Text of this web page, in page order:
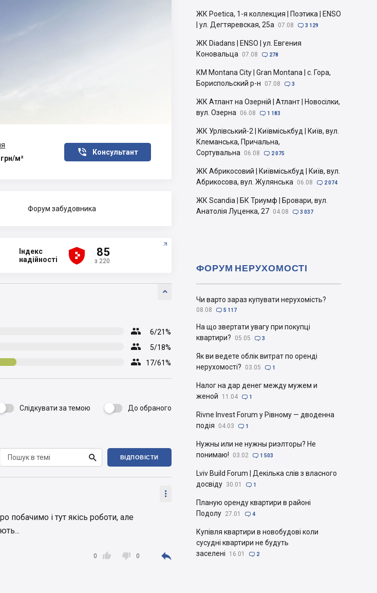
грн/м²
Консультант

Форум забудовника
Індекс
надійності




 85
з 220

 6/21%
 5/18%
 17/61%
Слідкувати за темою  До обраного
 ВІДПОВІСТИ

побачимо і тут якісь роботи, але

0  0 
ЖК Poetica, 1-я коллекция | Поэтика | ENSO
| ул. Дегтяревская, 25а
07.08  3 129
ЖК Diadans | ENSO | ул. Евгения
Коновальца
07.08  278
КМ Montana City | Gran Montana | с. Гора,
Бориспольский р-н
07.08  3
ЖК Атлант на Озерній | Атлант | Новосілки,
вул. Озерна
06.08  1 183
ЖК Урлівський-2 | Київміськбуд | Київ, вул.
Клеманська, Причальна,
Сортувальна
06.08  2 075
ЖК Абрикосовий | Київміськбуд | Київ, вул.
Абрикосова, вул. Жулянська
06.08  2 074
ЖК Scandia | БК Триумф | Бровари, вул.
Анатолія Луценка, 27 04.08  3 037
Чи варто зараз купувати нерухомість?
08.08  5 117
На що звертати увагу при покупці
квартири?
05.05  3
Як ви ведете облік витрат по оренді
нерухомості?
03.05  1
Налог на дар денег между мужем и
женой
11.04  1
Rivne Invest Forum у Рівному — дводенна
подія
04.03  1
Нужны или не нужны риэлторы? Не
понимаю!
03.02  1 503
Lviv Build Forum | Декілька слів з власного
досвіду 30.01  1
Планую оренду квартири в районі
Подолу 27.01  4
Купівля квартири в новобудові коли
сусудні квартири не будуть
заселені
16.01  2
ФОРУМ НЕРУХОМОСТІ